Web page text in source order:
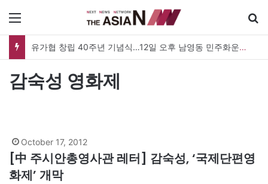
유가협 창립 40주년 기념식…12일 오후 남영동 민주화운동기념관
감숙성 영화제
October 17, 2012
[中 주시안총영사관 레터] 감숙성, ‘국제단편영
화제’ 개막